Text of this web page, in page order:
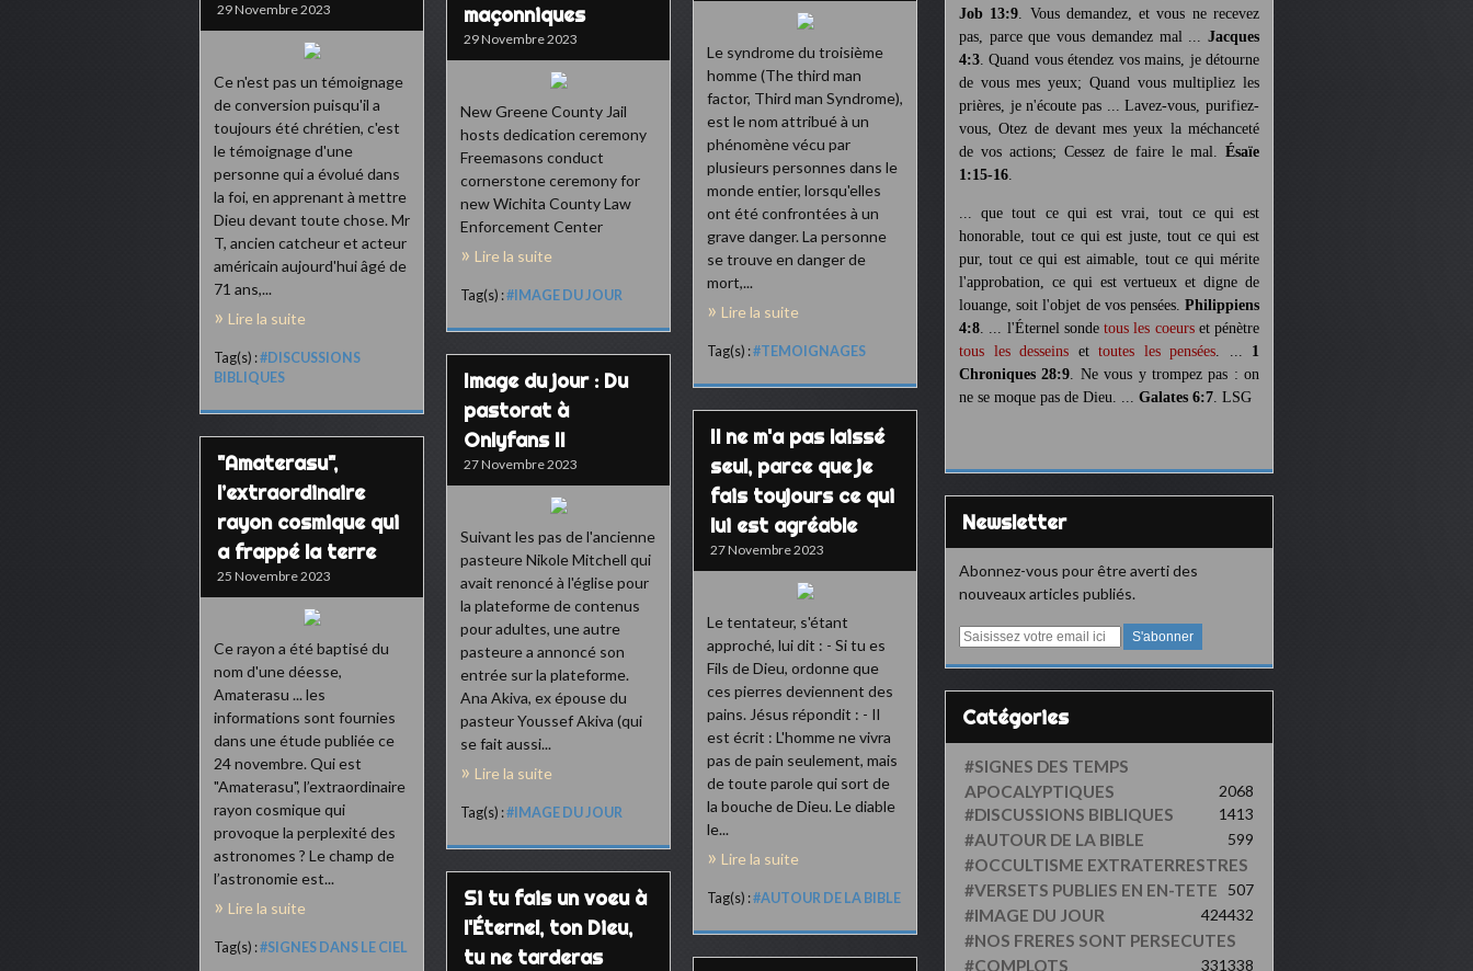
29 Novembre 2023
Ce n'est pas un témoignage
de conversion puisqu'il a
toujours été chrétien, c'est
le témoignage d'une
personne qui a évolué dans
la foi, en apprenant à mettre
Dieu devant toute chose. Mr
T, ancien catcheur et acteur
américain aujourd'hui âgé de
71 ans,...
Lire la suite
Tag(s) :#DISCUSSIONS
BIBLIQUES
maçonniques
29 Novembre 2023
New Greene County Jail
hosts dedication ceremony
Freemasons conduct
cornerstone ceremony for
new Wichita County Law
Enforcement Center
Lire la suite
Tag(s) :#IMAGE DU JOUR
Le syndrome du troisième
homme (The third man
factor, Third man Syndrome),
est le nom attribué à un
phénomène vécu par
plusieurs personnes dans le
monde entier, lorsqu'elles
ont été confrontées à un
grave danger. La personne
se trouve en danger de
mort,...
Lire la suite
Tag(s) :#TEMOIGNAGES
Image du jour : Du
pastorat à
Onlyfans II
27 Novembre 2023
Suivant les pas de l'ancienne
pasteure Nikole Mitchell qui
avait renoncé à l'église pour
la plateforme de contenus
pour adultes, une autre
pasteure a annoncé son
entrée sur la plateforme.
Ana Akiva, ex épouse du
pasteur Youssef Akiva (qui
se fait aussi...
Lire la suite
Tag(s) :#IMAGE DU JOUR
Il ne m'a pas laissé
seul, parce que je
fais toujours ce qui
lui est agréable
27 Novembre 2023
Le tentateur, s'étant
approché, lui dit : - Si tu es
Fils de Dieu, ordonne que
ces pierres deviennent des
pains. Jésus répondit : - Il
est écrit : L'homme ne vivra
pas de pain seulement, mais
de toute parole qui sort de
la bouche de Dieu. Le diable
le...
Lire la suite
Tag(s) :#AUTOUR DE LA BIBLE
"Amaterasu",
l’extraordinaire
rayon cosmique qui
a frappé la terre
25 Novembre 2023
Ce rayon a été baptisé du
nom d'une déesse,
Amaterasu ... les
informations sont fournies
dans une étude publiée ce
24 novembre. Qui est
"Amaterasu", l’extraordinaire
rayon cosmique qui
provoque la perplexité des
astronomes ? Le champ de
l’astronomie est...
Lire la suite
Tag(s) :#SIGNES DANS LE CIEL
Si tu fais un voeu à
l'Éternel, ton Dieu,
tu ne tarderas
Job 13:9. Vous demandez, et vous ne recevez
pas, parce que vous demandez mal ... Jacques
4:3. Quand vous étendez vos mains, je détourne
de vous mes yeux; Quand vous multipliez les
prières, je n'écoute pas ... Lavez-vous, purifiez-
vous, Otez de devant mes yeux la méchanceté
de vos actions; Cessez de faire le mal. Ésaïe
1:15-16.
... que tout ce qui est vrai, tout ce qui est
honorable, tout ce qui est juste, tout ce qui est
pur, tout ce qui est aimable, tout ce qui mérite
l'approbation, ce qui est vertueux et digne de
louange, soit l'objet de vos pensées. Philippiens
4:8. ... l'Éternel sonde tous les coeurset pénètre
tous les desseins et toutes les pensées. ... 1
Chroniques 28:9. Ne vous y trompez pas : on
ne se moque pas de Dieu. ... Galates 6:7. LSG
Newsletter
Abonnez-vous pour être averti des
nouveaux articles publiés.
E
a
i
Catégories
#SIGNES DES TEMPS
APOCALYPTIQUES 2068
#DISCUSSIONS BIBLIQUES 1413
#AUTOUR DE LA BIBLE 599
#OCCULTISME EXTRATERRESTRES
507
#VERSETS PUBLIES EN EN-TETE
432
#IMAGE DU JOUR 424
#NOS FRERES SONT PERSECUTES
338
#COMPLOTS 331